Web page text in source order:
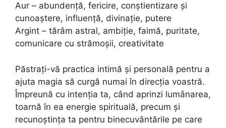
Aur – abundență, fericire, conștientizare și
cunoaștere, influență, divinație, putere
Argint – tărâm astral, ambiție, faimă, puritate,
comunicare cu strămoșii, creativitate
Păstrați-vă practica intimă și personală pentru a
ajuta magia să curgă numai în direcția voastră.
Împreună cu intenția ta, când aprinzi lumânarea,
toarnă în ea energie spirituală, precum și
recunoștința ta pentru binecuvântările pe care